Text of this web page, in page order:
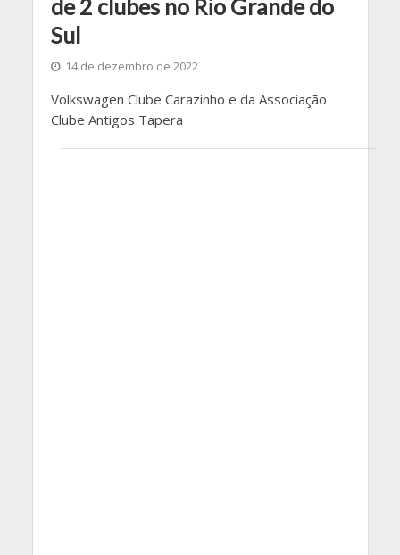
de 2 clubes no Rio Grande do
Sul
14 de dezembro de 2022
Volkswagen Clube Carazinho e da Associação
Clube Antigos Tapera